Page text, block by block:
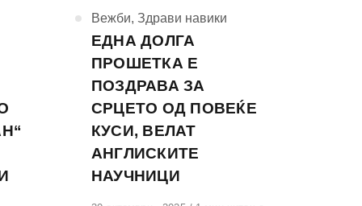
КАтегорија
Вежби, Здрави навики
ЕДНА ДОЛГА
ПРОШЕТКА Е
ПОЗДРАВА ЗА
СРЦЕТО ОД ПОВЕЌЕ
КУСИ, ВЕЛАТ
АНГЛИСКИТЕ
НАУЧНИЦИ